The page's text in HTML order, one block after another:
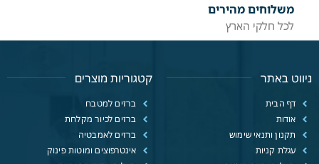
משלוחים מהירים
לכל חלקי הארץ
ניווט באתר
דף הבית
אודות
תקנון ותנאי שימוש
עגלת קניות
קטגוריות מוצרים
ברזים למטבח
ברזים לכיור מקלחת
ברזים לאמבטיה
אינטרפוצים ומוטות פינוק